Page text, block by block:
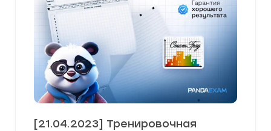
[21.04.2023] Тренировочная